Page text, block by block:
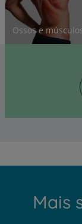
Ossos e
Mais